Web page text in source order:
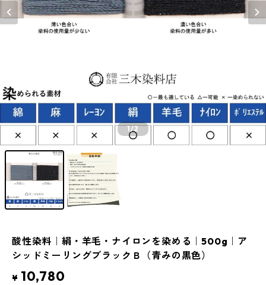
1/2
酸性染料｜絹・羊毛・ナイロンを染める｜500g｜ア
シッドミーリングブラックＢ（青みの黒色）
¥ 10,780